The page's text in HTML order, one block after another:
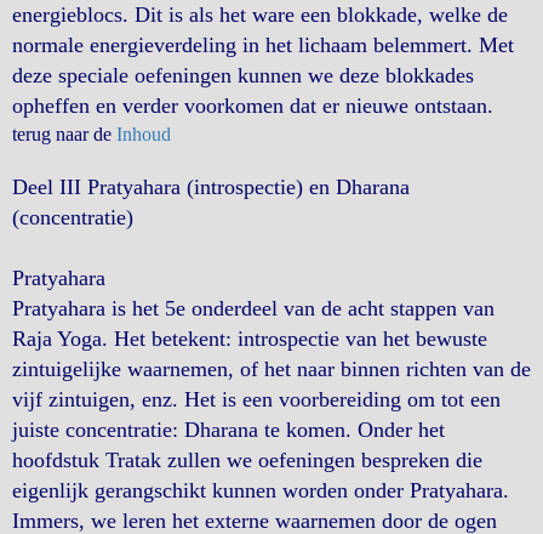
energieblocs. Dit is als het ware een blokkade, welke de
normale energieverdeling in het lichaam belemmert. Met
deze speciale oefeningen kunnen we deze blokkades
opheffen en verder voorkomen dat er nieuwe ontstaan.
terug naar de Inhoud
Deel III Pratyahara (introspectie) en Dharana
(concentratie)
Pratyahara
Pratyahara is het 5e onderdeel van de acht stappen van
Raja Yoga. Het betekent: introspectie van het bewuste
zintuigelijke waarnemen, of het naar binnen richten van de
vijf zintuigen, enz. Het is een voorbereiding om tot een
juiste concentratie: Dharana te komen. Onder het
hoofdstuk Tratak zullen we oefeningen bespreken die
eigenlijk gerangschikt kunnen worden onder Pratyahara.
Immers, we leren het externe waarnemen door de ogen